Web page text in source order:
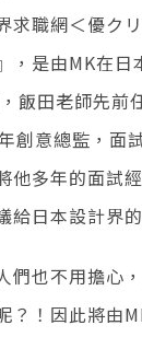
求職網＜優ク
，是由MK在
飯田老師先前
創意總監，面
他多年的面試
給日本設計界
們也不用擔心
？！因此將由